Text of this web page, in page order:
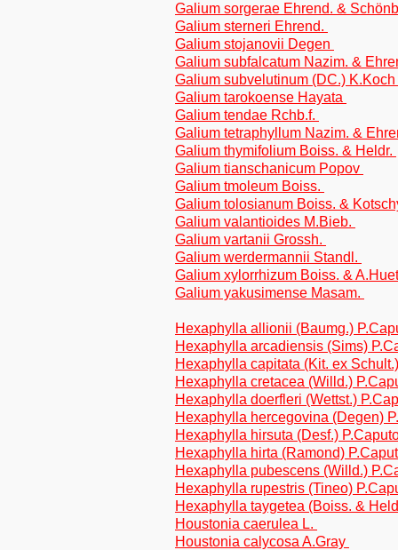
Galium sorgerae Ehrend. &
Galium sterneri Ehrend.
Galium stojanovii Degen
Galium subfalcatum Nazim. &
Galium subvelutinum (DC.) K.Koch
Galium tarokoense Hayata
Galium tendae Rchb.f.
Galium tetraphyllum Nazim. &
Galium thymifolium Boiss. & Heldr.
Galium tianschanicum Popov
Galium tmoleum Boiss.
Galium tolosianum Boiss. &
Galium valantioides M.Bieb.
Galium vartanii Grossh.
Galium werdermannii Standl.
Galium xylorrhizum Boiss. &
Galium yakusimense Masam.
Hexaphylla allionii (Baumg.)
Hexaphylla arcadiensis (Sims)
Hexaphylla capitata (Kit. ex
Hexaphylla cretacea (Willd.)
Hexaphylla doerfleri (Wettst.)
Hexaphylla hercegovina (Degen)
Hexaphylla hirsuta (Desf.)
Hexaphylla hirta (Ramond)
Hexaphylla pubescens (Willd.)
Hexaphylla rupestris (Tineo)
Hexaphylla taygetea (Boiss. &
Houstonia caerulea L.
Houstonia calycosa A.Gray